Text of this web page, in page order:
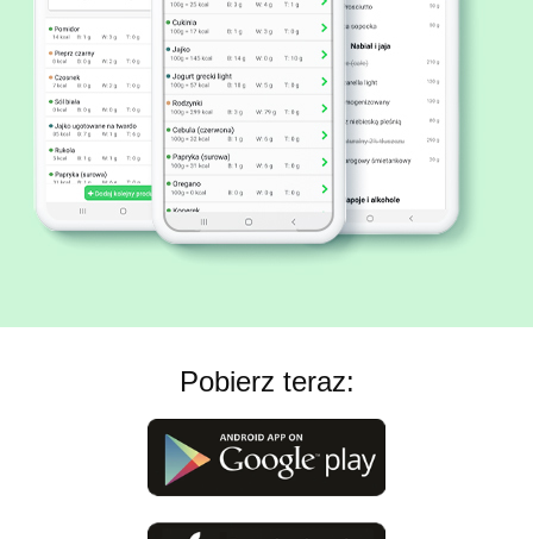
Pobierz teraz: